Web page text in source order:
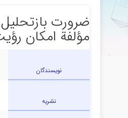
ضرورت
مؤلفة امکان
نویسندگان
نشریه